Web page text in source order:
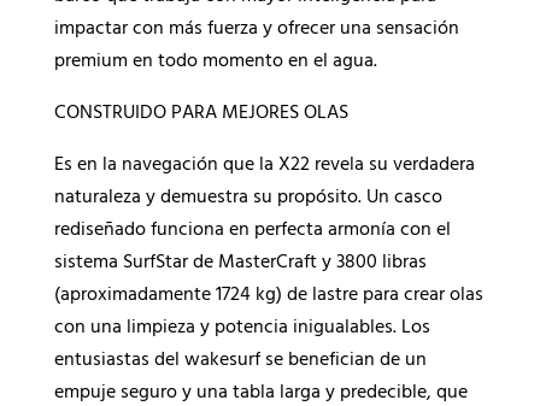
impactar con más fuerza y ofrecer una sensación
premium en todo momento en el agua.
CONSTRUIDO PARA MEJORES OLAS
Es en la navegación que la X22 revela su verdadera
naturaleza y demuestra su propósito. Un casco
rediseñado funciona en perfecta armonía con el
sistema SurfStar de MasterCraft y 3800 libras
(aproximadamente 1724 kg) de lastre para crear olas
con una limpieza y potencia inigualables. Los
entusiastas del wakesurf se benefician de un
empuje seguro y una tabla larga y predecible, que